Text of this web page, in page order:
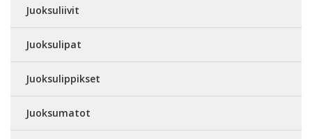
Juoksuliivit
Juoksulipat
Juoksulippikset
Juoksumatot